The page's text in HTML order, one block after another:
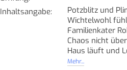
Inhaltsangabe:
Potzblitz und
Wichtelwohl
Familienkater
Chaos nicht
Haus läuft und
natürlich
Mehr...